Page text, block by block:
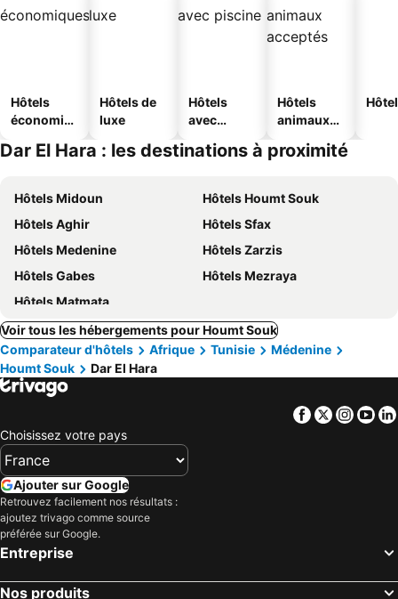
Hôtels
économiq
Hôtels de
luxe
Hôtels
avec
Hôtels
animaux
Dar El Hara : les destinations à proximité
Hôtels Midoun
Hôtels Houmt Souk
Hôtels Aghir
Hôtels Sfax
Hôtels Medenine
Hôtels Zarzis
Hôtels Gabes
Hôtels Mezraya
Hôtels Matmata
Voir tous les hébergements pour Houmt Souk
Comparateur d'hôtels
Afrique Tunisie
Médenine
Houmt Souk
Dar El Hara
Facebook
Twitter
Choisissez votre pays
Ajouter sur Google
Retrouvez facilement nos résultats :
ajoutez trivago comme source
préférée sur Google.
Entreprise
Nos produits